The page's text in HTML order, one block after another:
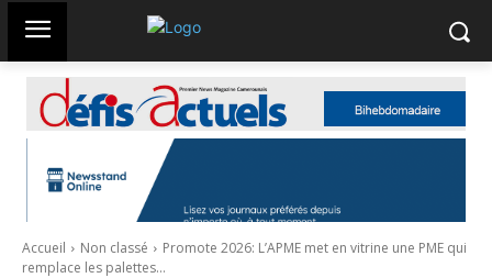
Accueil Non classé
Promote 2026: L’APME met en vitrine une PME qui
remplace les palettes...